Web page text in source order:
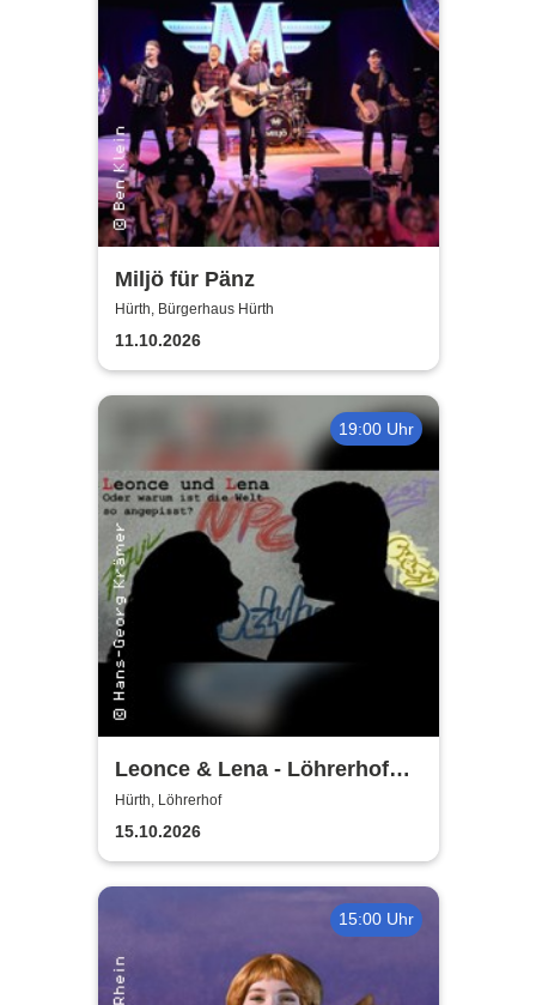
Miljö für Pänz
Hürth, Bürgerhaus Hürth
11.10.2026
19:00 Uhr
Leonce & Lena - Löhrerhof
Hürth
Hürth, Löhrerhof
15.10.2026
15:00 Uhr